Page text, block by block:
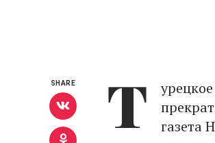
Т
газета
SHARE